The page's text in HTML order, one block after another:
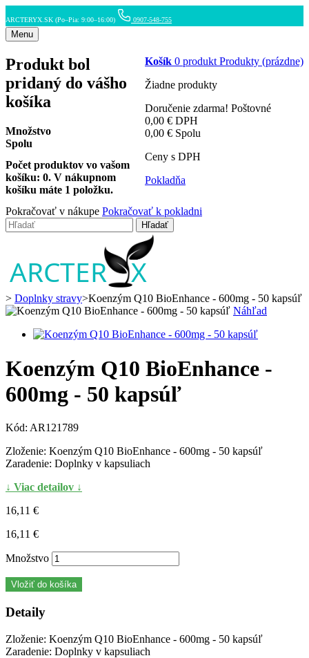
ARCTERYX.SK (Po–Pia: 9:00–16:00) 0907-548-755
Menu
Košík 0 produkt Produkty (prázdne)
Žiadne produkty
Doručenie zdarma! Poštovné
0,00 € DPH
0,00 € Spolu
Ceny s DPH
Pokladňa
Produkt bol
pridaný do vášho
košíka
Množstvo
Spolu
Počet produktov vo vašom
košíku: 0. V nákupnom
košíku máte 1 položku.
Pokračovať v nákupe Pokračovať k pokladni
Hľadať
> Doplnky stravy>Koenzým Q10 BioEnhance - 600mg - 50 kapsúľ
Náhľad
Koenzým Q10 BioEnhance -
600mg - 50 kapsúľ
Kód: AR121789
Zloženie: Koenzým Q10 BioEnhance - 600mg - 50 kapsúľ
Zaradenie: Doplnky v kapsuliach
↓ Viac detailov ↓
16,11 €
16,11 €
Množstvo
Vložiť do košíka
Detaily
Zloženie: Koenzým Q10 BioEnhance - 600mg - 50 kapsúľ
Zaradenie: Doplnky v kapsuliach